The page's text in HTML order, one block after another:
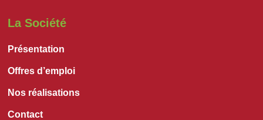
La Société
Présentation
Offres d’emploi
Nos réalisations
Contact